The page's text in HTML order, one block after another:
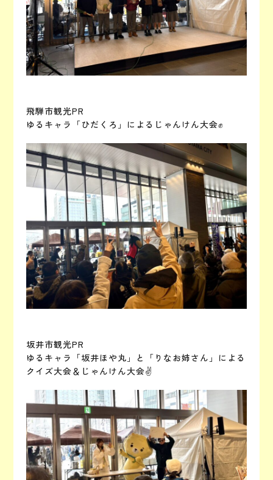
飛騨市観光PR
ゆるキャラ「ひだくろ」によるじゃんけん大会✊
坂井市観光PR
ゆるキャラ「坂井ほや丸」と「りなお姉さん」による
クイズ大会＆じゃんけん大会✌